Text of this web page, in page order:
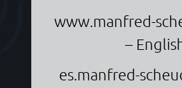
www.manfred-
–
es.manfred-